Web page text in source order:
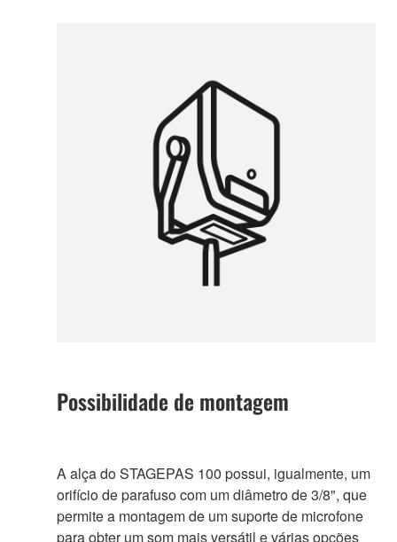
Possibilidade de montagem
A alça do STAGEPAS 100 possui, igualmente, um
orifício de parafuso com um diâmetro de 3/8", que
permite a montagem de um suporte de microfone
para obter um som mais versátil e várias opções